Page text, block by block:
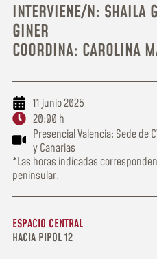
INTERVIENE/N: SHAILA
GINER
COORDINA: CAROLINA
11 junio 2025
20:00 h
Presencial Valencia: Sede de
y Canarias
*Las horas indicadas
peninsular.
ESPACIO CENTRAL
HACIA PIPOL 12